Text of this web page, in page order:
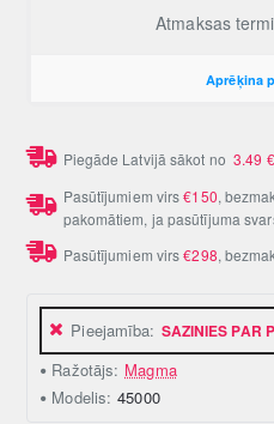
Pieejamība: SAZINIES PAR
Ražotājs: Magma
Modelis: 45000
Piegāde Latvijā sākot no3.49 €
Pasūtījumiem virs€150,
pakomātiem, ja pasūtījuma
Pasūtījumiem virs€298,